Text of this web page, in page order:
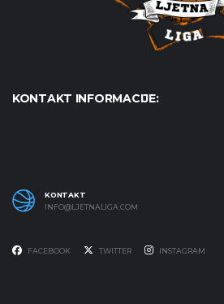
KONTAKT INFORMACIJE:
KONTAKT
INFO@LJETNALIGA.COM
FACEBOOK TWITTER INSTAGRAM